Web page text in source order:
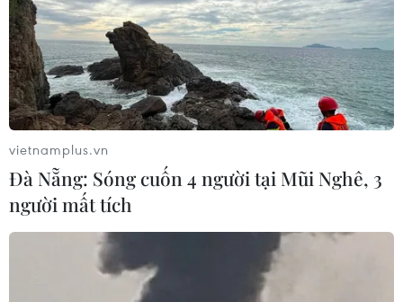
vietnamplus.vn
Đà Nẵng: Sóng cuốn 4 người tại Mũi Nghê, 3
người mất tích